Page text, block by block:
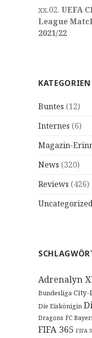
xx.02.UEFA
League
2021/22
KATEGORIEN
Buntes (12)
Internes (6)
Magazin-
News (320)
Reviews (426)
Adrenalyn
Bundesliga City-
Die Eiskönigin
Dragons FC
FIFA 365 FIFA